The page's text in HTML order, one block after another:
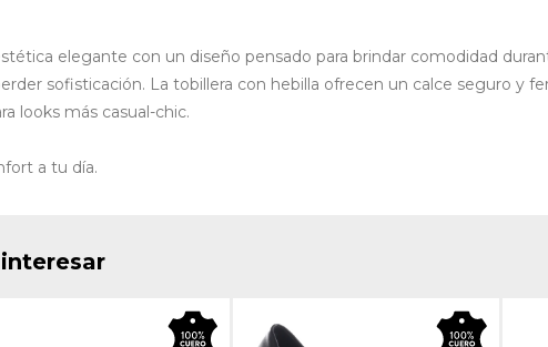
elegante con un diseño pensado para brindar comodidad
sofisticación. La tobillera con hebilla ofrecen un calce seguro y
looks más casual-chic.
a tu día.